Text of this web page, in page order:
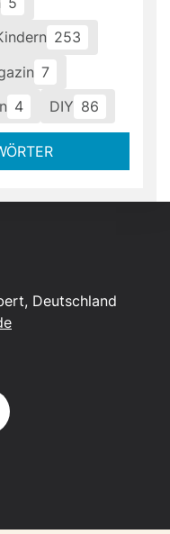
253
7
4 DIY 86
Deutschland